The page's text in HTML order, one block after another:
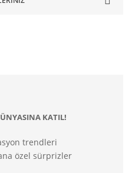
KATIL!
trendleri
özel sürprizler